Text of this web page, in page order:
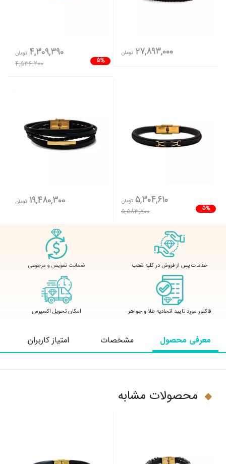
27,893,000 تومان
5%
4,309,390 تومان
4,536,200
5%
5,304,610 تومان
5,583,800
19,480,300 تومان
خدمات پس از فروش در کلیه شعب ضمانت تعویض و مرجوعی
فاکتور مورد تایید اتحادیه طلا و جواهر امکان تحویل اکسپرس
معرفی محصول مشخصات امتیاز کاربران
محصولات مشابه